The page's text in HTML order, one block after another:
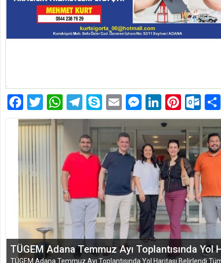
Facebook
Twitter
WhatsApp
Telegram
SkypeEmailMessenger
LinkedIn
TÜGEM Adana Temmuz Ayı Toplantısında Yol